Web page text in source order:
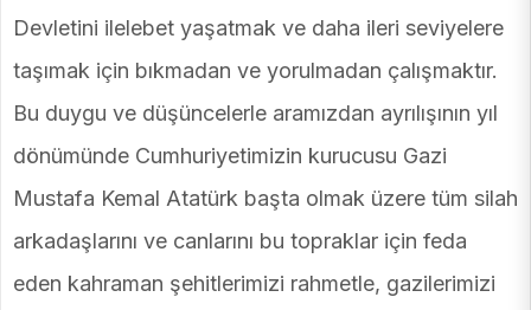
Devletini ilelebet yaşatmak ve daha ileri seviyelere
taşımak için bıkmadan ve yorulmadan çalışmaktır.
Bu duygu ve düşüncelerle aramızdan ayrılışının yıl
dönümünde Cumhuriyetimizin kurucusu Gazi
Mustafa Kemal Atatürk başta olmak üzere tüm silah
arkadaşlarını ve canlarını bu topraklar için feda
eden kahraman şehitlerimizi rahmetle, gazilerimizi